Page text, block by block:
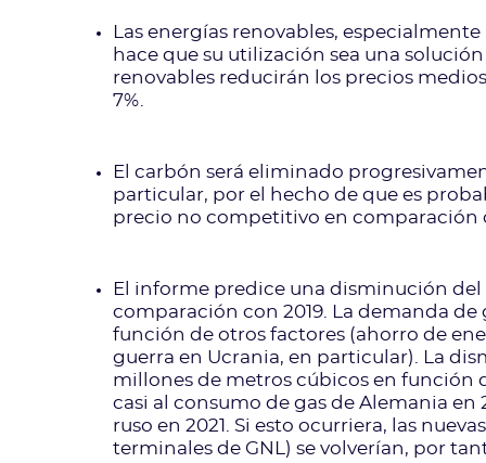
Las energías renovables,
hace que su utilización sea una
renovables reducirán los precios
7%.
El carbón será eliminado
particular, por el hecho de que es
precio no competitivo en comparación
El informe predice una disminución del
comparación con 2019. La demanda
función de otros factores (ahorro de
guerra en Ucrania, en particular). La
millones de metros cúbicos en función
casi al consumo de gas de Alemania en
ruso en 2021. Si esto ocurriera, las
terminales de GNL) se volverían, por